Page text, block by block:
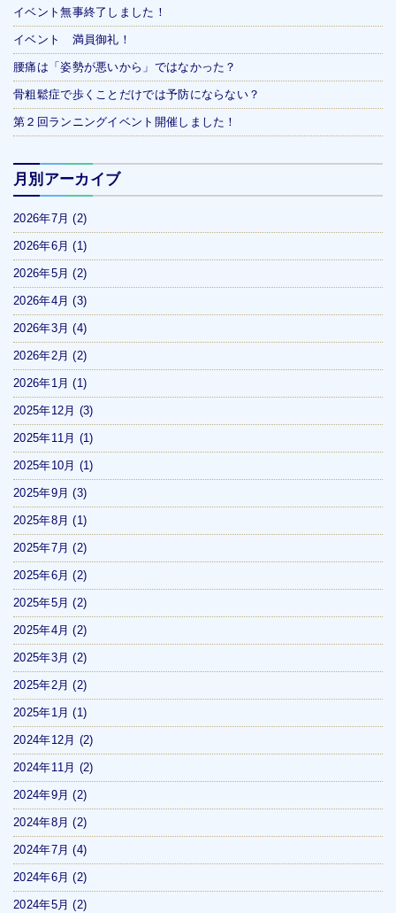
イベント無事終了しました！
イベント 満員御礼！
腰痛は「姿勢が悪いから」ではなかった？
骨粗鬆症で歩くことだけでは予防にならない？
第２回ランニングイベント開催しました！
月別アーカイブ
2026年7月(2)
2026年6月(1)
2026年5月(2)
2026年4月(3)
2026年3月(4)
2026年2月(2)
2026年1月(1)
2025年12月 (3)
2025年11月 (1)
2025年10月 (1)
2025年9月(3)
2025年8月(1)
2025年7月(2)
2025年6月(2)
2025年5月(2)
2025年4月(2)
2025年3月(2)
2025年2月(2)
2025年1月(1)
2024年12月 (2)
2024年11月 (2)
2024年9月(2)
2024年8月(2)
2024年7月(4)
2024年6月(2)
2024年5月(2)